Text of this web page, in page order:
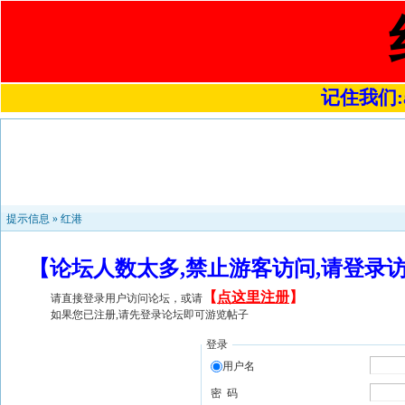
记住我们
提示信息 » 红港
【论坛人数太多,禁止游客访问,请登
请直接登录用户访问论坛，或请 【 点这里注册】
如果您已注册,请先登录论坛即可游览帖子
登录
用户名
密 码